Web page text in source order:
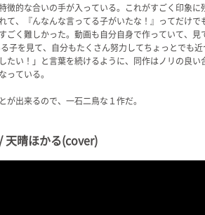
的な合いの手が入っている。これがすごく印象に
て、『んなんな言ってる子がいたな！』ってだけ
ごく難しかった。動画も自分自身で作っていて、
子を見て、自分もたくさん努力してちょっとでも
たい！」と言葉を続けるように、同作はノリの良
っている。
出来るので、一石二鳥な１作だ。
天晴ほかる(cover)